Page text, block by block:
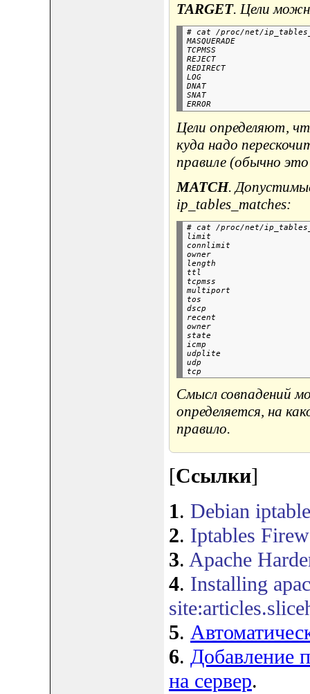
TARGET. Цели
# cat /proc/net/
MASQUERADE
TCPMSS
REJECT
REDIRECT
LOG
DNAT
SNAT
Цели определяют,
куда надо
правиле (обычно
MATCH.
ip_tables_matches:
# cat /proc/net/
limit
connlimit
owner
length
ttl
tcpmss
multiport
tos
dscp
recent
owner
state
icmp
udplite
udp
Смысл совпадений
определяется, на
правило.
[Ссылки]
1. Debian
2. Iptables
3. Apache
4. Installing
5.
6. Добавление
на сервер.